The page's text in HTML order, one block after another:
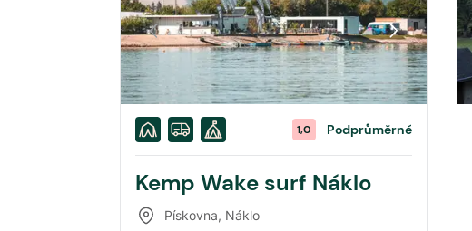
1,0 Podprůměrné
Kemp Wake surf Náklo
Pískovna, Náklo